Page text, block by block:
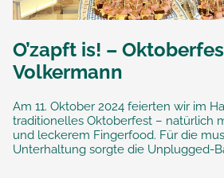
O’zapft is! –
Volkermann
Am 11. Oktober 2024 feierten wir im
traditionelles Oktoberfest – natürlich
und leckerem Fingerfood. Für die
Unterhaltung sorgte die Unplugged-